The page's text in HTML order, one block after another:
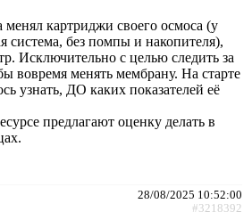
менял картриджи своего осмоса (у
система, без помпы и накопителя),
Исключительно с целью следить за
вовремя менять мембрану. На старте
узнать, ДО каких показателей её
предлагают оценку делать в
28/08/2025 10:52:00
#3218392